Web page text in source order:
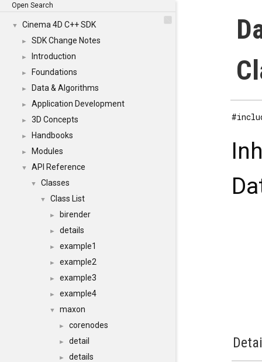
Open Search
▼ Cinema 4D C++ SDK
► SDK Change Notes
► Introduction
► Foundations
► Data & Algorithms
► Application Development
► 3D Concepts
► Handbooks
► Modules
▼ API Reference
▼ Classes
▼ Class List
► birender
► details
► example1
► example2
► example3
► example4
▼ maxon
► corenodes
► detail
► details